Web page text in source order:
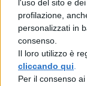
l'uso del sito e
profilazione,
personalizzati in
consenso.
Il loro utilizzo è
cliccando qui
Per il consenso
facilmente
in guerra o
anni, in cui
governo